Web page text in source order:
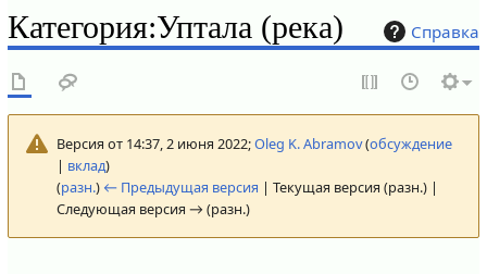
Справка
Категория:Уптала (река)
Версия от 14:37, 2 июня 2022;Oleg K. Abramov(обсуждение
| вклад)
(разн.) ← Предыдущая версия | Текущая версия (разн.) |
Следующая версия → (разн.)